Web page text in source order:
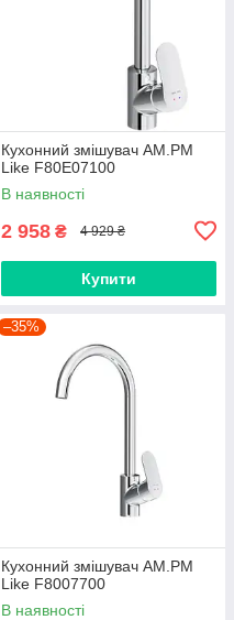
Кухонний змішувач AM.PM
Like F80E07100
В наявності
2 958 ₴ 4 929 ₴
Купити
–35%
Кухонний змішувач AM.PM
Like F8007700
В наявності